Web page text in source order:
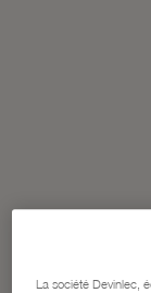
La société Devinlec,